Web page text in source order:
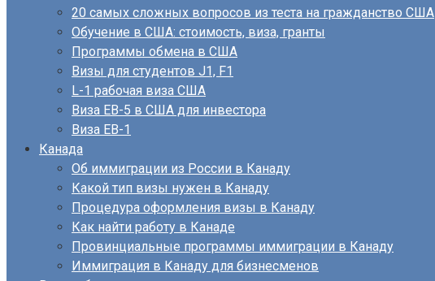
20 самых сложных вопросов из теста на гражданство США
Обучение в США: стоимость, виза, гранты
Программы обмена в США
Визы для студентов J1, F1
L-1 рабочая виза США
Виза EB-5 в США для инвестора
Виза ЕВ-1
Канада
Об иммиграции из России в Канаду
Какой тип визы нужен в Канаду
Процедура оформления визы в Канаду
Как найти работу в Канаде
Провинциальные программы иммиграции в Канаду
Иммиграция в Канаду для бизнесменов